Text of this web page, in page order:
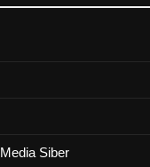
Siber